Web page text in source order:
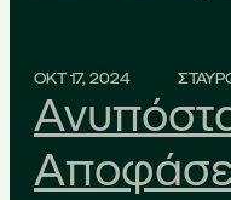
ΟΚΤ 17, 2024